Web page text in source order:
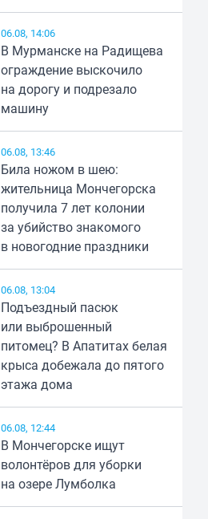
06.08, 14:06
В Мурманске на Радищева
ограждение выскочило
на дорогу и подрезало
машину
06.08, 13:46
Била ножом в шею:
жительница Мончегорска
получила 7 лет колонии
за убийство знакомого
в новогодние праздники
06.08, 13:04
Подъездный пасюк
или выброшенный
питомец? В Апатитах белая
крыса добежала до пятого
этажа дома
06.08, 12:44
В Мончегорске ищут
волонтёров для уборки
на озере Лумболка